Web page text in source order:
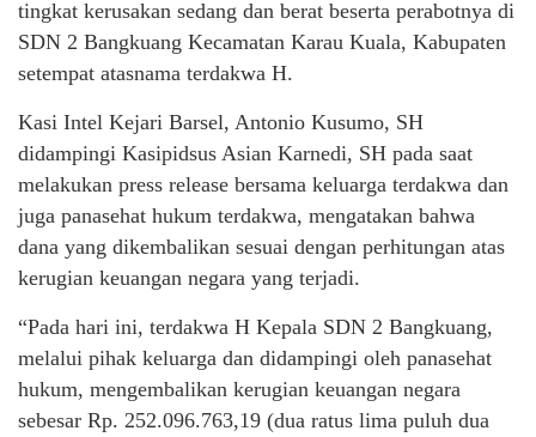
tingkat kerusakan sedang dan berat beserta perabotnya di
SDN 2 Bangkuang Kecamatan Karau Kuala, Kabupaten
setempat atasnama terdakwa H.
Kasi Intel Kejari Barsel, Antonio Kusumo, SH
didampingi Kasipidsus Asian Karnedi, SH pada saat
melakukan press release bersama keluarga terdakwa dan
juga panasehat hukum terdakwa, mengatakan bahwa
dana yang dikembalikan sesuai dengan perhitungan atas
kerugian keuangan negara yang terjadi.
“Pada hari ini, terdakwa H Kepala SDN 2 Bangkuang,
melalui pihak keluarga dan didampingi oleh panasehat
hukum, mengembalikan kerugian keuangan negara
sebesar Rp. 252.096.763,19 (dua ratus lima puluh dua